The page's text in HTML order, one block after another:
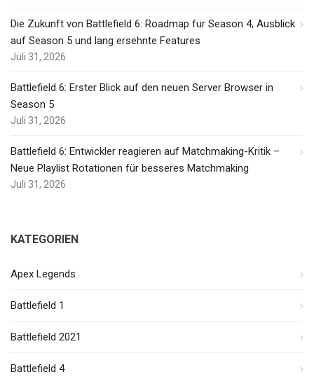
Die Zukunft von Battlefield 6: Roadmap für Season 4, Ausblick
auf Season 5 und lang ersehnte Features
Juli 31, 2026
Battlefield 6: Erster Blick auf den neuen Server Browser in
Season 5
Juli 31, 2026
Battlefield 6: Entwickler reagieren auf Matchmaking-Kritik –
Neue Playlist Rotationen für besseres Matchmaking
Juli 31, 2026
KATEGORIEN
Apex Legends
Battlefield 1
Battlefield 2021
Battlefield 4